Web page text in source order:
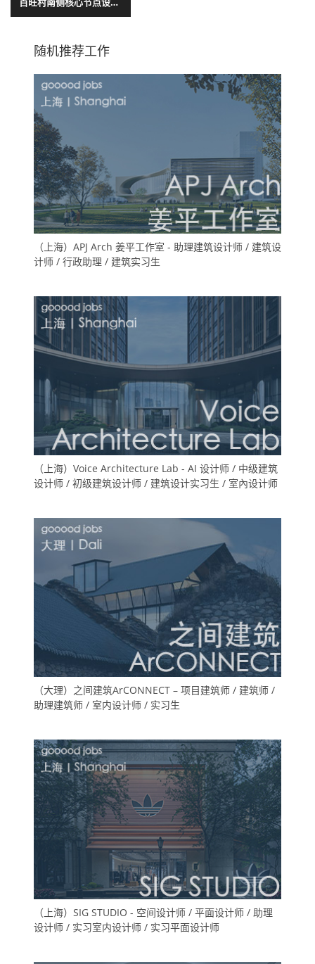
计，深圳 / 同济原作工作
随机推荐工作
（上海）APJ Arch 姜平工作室 - 助理建筑设计师 / 建筑设
计师 / 行政助理 / 建筑实习生
（上海）Voice Architecture Lab - AI 设计师 / 中级建筑
设计师 / 初级建筑设计师 / 建筑设计实习生 / 室內设计师
（大理）之间建筑ArCONNECT – 项目建筑师 / 建筑师 /
助理建筑师 / 室内设计师 / 实习生
（上海）SIG STUDIO - 空间设计师 / 平面设计师 / 助理
设计师 / 实习室内设计师 / 实习平面设计师